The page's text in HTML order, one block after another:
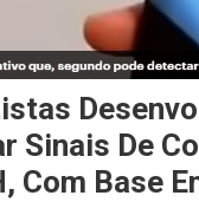
Sinais De
Com Base